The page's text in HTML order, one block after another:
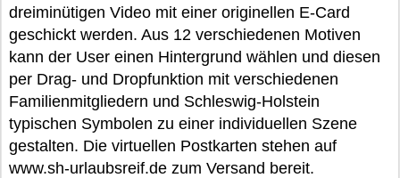
dreiminütigen Video mit einer originellen E-Card
geschickt werden. Aus 12 verschiedenen Motiven
kann der User einen Hintergrund wählen und diesen
per Drag- und Dropfunktion mit verschiedenen
Familienmitgliedern und Schleswig-Holstein
typischen Symbolen zu einer individuellen Szene
gestalten. Die virtuellen Postkarten stehen auf
www.sh-urlaubsreif.de zum Versand bereit.